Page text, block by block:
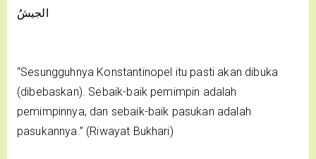
الجيشُ
“Sesungguhnya Konstantinopel itu pasti akan dibuka
(dibebaskan). Sebaik-baik pemimpin adalah
pemimpinnya, dan sebaik-baik pasukan adalah
pasukannya.” (Riwayat Bukhari)